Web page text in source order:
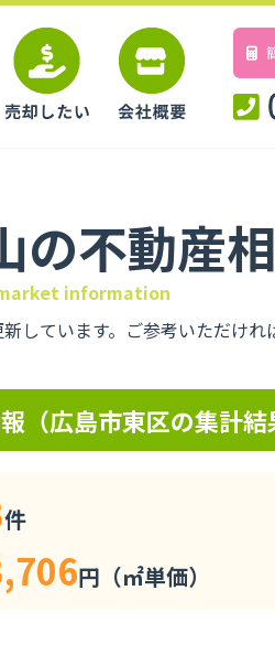
の不動産
information
しています。ご参考いただけれ
（広島市東区の集計結
件
円（㎡単価）